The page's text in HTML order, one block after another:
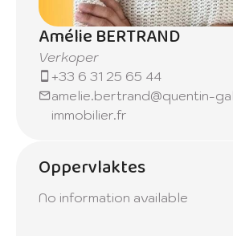
Amélie BERTRAND
Verkoper
+33 6 31 25 65 44
amelie.bertrand@quentin-
immobilier.fr
Oppervlaktes
No information available